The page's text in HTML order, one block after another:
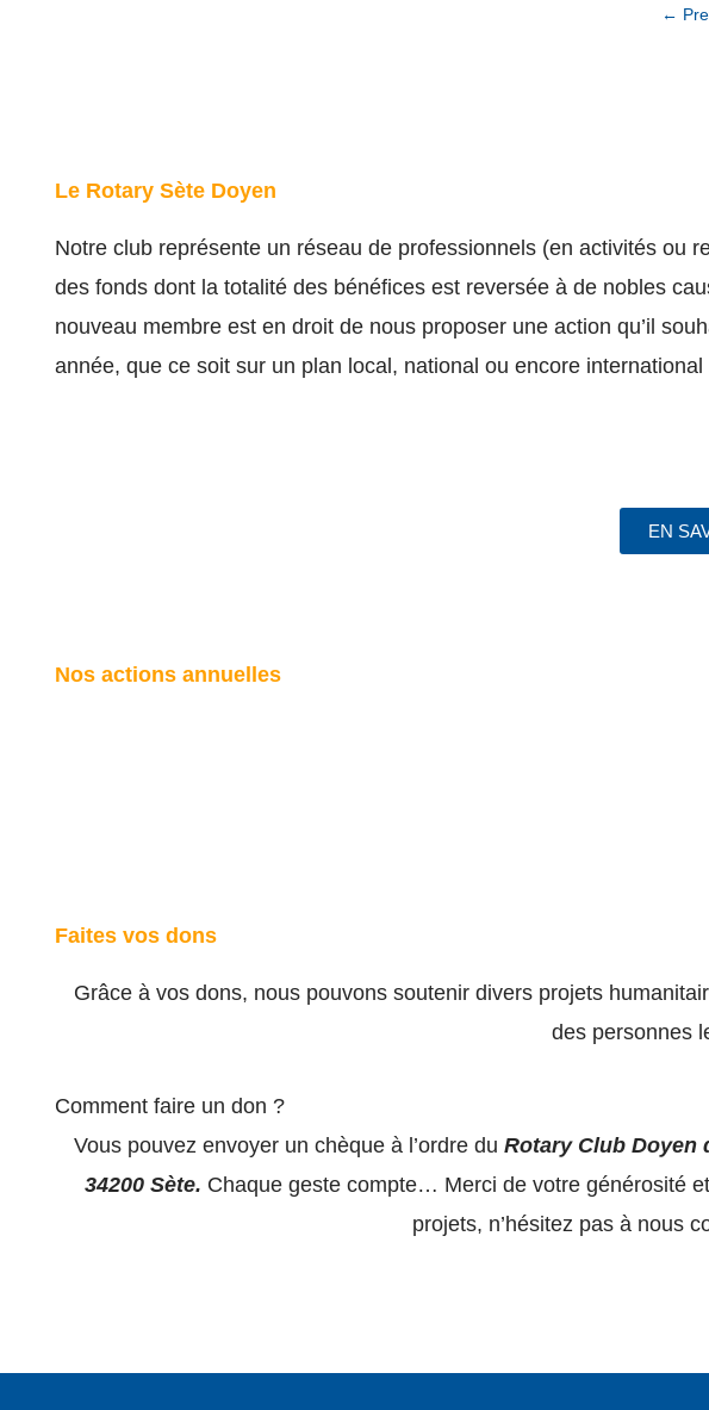
←
Le Rotary Sète Doyen
Notre club représente un réseau de professionnels (en activités ou
des fonds dont la totalité des bénéfices est reversée à de nobles
nouveau membre est en droit de nous proposer une action qu’il
année, que ce soit sur un plan local, national ou encore international
EN
Nos actions annuelles
Faites vos dons
Grâce à vos dons, nous pouvons soutenir divers projets
des personnes
Comment faire un don ?
Vous pouvez envoyer un chèque à l’ordre du Rotary Club Doyen
34200 Sète. Chaque geste compte… Merci de votre générosité
projets, n’hésitez pas à nous